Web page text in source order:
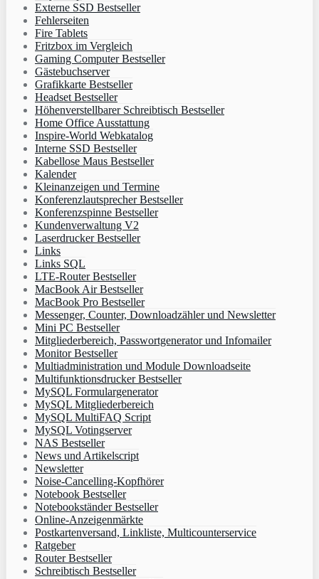
Externe SSD Bestseller
Fehlerseiten
Fire Tablets
Fritzbox im Vergleich
Gaming Computer Bestseller
Gästebuchserver
Grafikkarte Bestseller
Headset Bestseller
Höhenverstellbarer Schreibtisch Bestseller
Home Office Ausstattung
Inspire-World Webkatalog
Interne SSD Bestseller
Kabellose Maus Bestseller
Kalender
Kleinanzeigen und Termine
Konferenzlautsprecher Bestseller
Konferenzspinne Bestseller
Kundenverwaltung V2
Laserdrucker Bestseller
Links
Links SQL
LTE-Router Bestseller
MacBook Air Bestseller
MacBook Pro Bestseller
Messenger, Counter, Downloadzähler und Newsletter
Mini PC Bestseller
Mitgliederbereich, Passwortgenerator und Infomailer
Monitor Bestseller
Multiadministration und Module Downloadseite
Multifunktionsdrucker Bestseller
MySQL Formulargenerator
MySQL Mitgliederbereich
MySQL MultiFAQ Script
MySQL Votingserver
NAS Bestseller
News und Artikelscript
Newsletter
Noise-Cancelling-Kopfhörer
Notebook Bestseller
Notebookständer Bestseller
Online-Anzeigenmärkte
Postkartenversand, Linkliste, Multicounterservice
Ratgeber
Router Bestseller
Schreibtisch Bestseller